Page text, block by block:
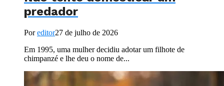
predador
Poreditor27 de julho de 2026
Em 1995, uma mulher decidiu adotar um filhote de
chimpanzé e lhe deu o nome de...